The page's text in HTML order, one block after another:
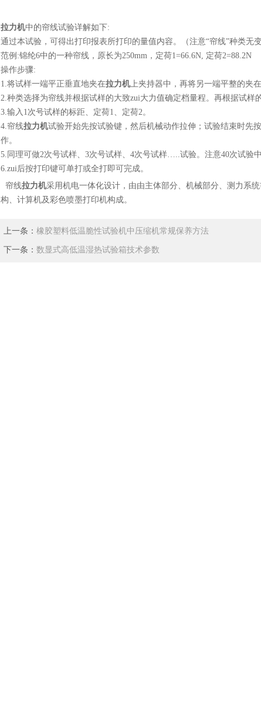
拉力机中的帘线试验详解如下:
通过本试验，可得出打印报表所打印的量值内容。（注意“帘线”种类无变
范例:锦纶6中的一种帘线，原长为250mm，定荷1=66.6N, 定荷2=88.2N
操作步骤:
1.将试样一端平正垂直地夹在拉力机上夹持器中，再将另一端平整的夹
2.种类选择为帘线并根据试样的大致zui大力值确定档量程。再根据试样
3.输入1次号试样的标距、定荷1、定荷2。
4.帘线拉力机试验开始先按试验键，然后机械动作拉伸；试验结束时先
作。
5.同理可做2次号试样、3次号试样、4次号试样…..试验。注意40次试验
6.zui后按打印键可单打或全打即可完成。
帘线拉力机采用机电一体化设计，由由主体部分、机械部分、测力系
构、计算机及彩色喷墨打印机构成。
上一条： 橡胶塑料低温脆性试验机中压缩机常规保养方法
下一条： 数显式高低温湿热试验箱技术参数